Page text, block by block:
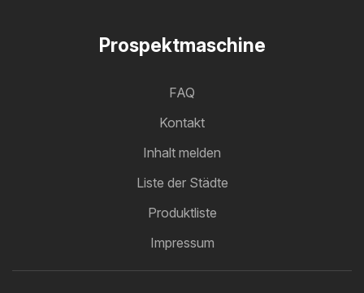
Prospektmaschine
FAQ
Kontakt
Inhalt melden
Liste der Städte
Produktliste
Impressum